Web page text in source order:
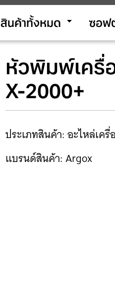
สินค้าทั้งหมด arrow_drop_down ซอฟ
หัวพิมพ์เครื่
X-2000+
ประเภทสินค้า: อะไหล่เค
แบรนด์สินค้า: Argox